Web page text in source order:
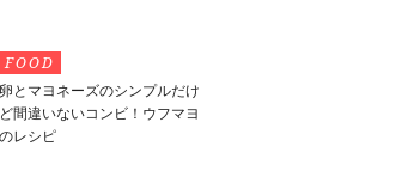
FOOD
卵とマヨネーズのシンプルだけ
ど間違いないコンビ！ウフマヨ
のレシピ